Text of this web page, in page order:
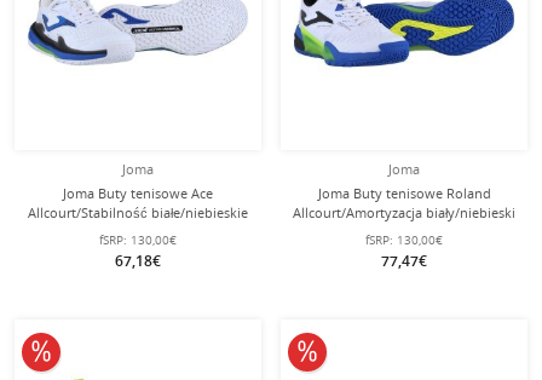
Joma
Joma Buty tenisowe Ace
Allcourt/Stabilność białe/niebieskie
męskie
fSRP: 130,00€
67,18€
Joma
Joma Buty tenisowe Roland
Allcourt/Amortyzacja biały/niebieski
Mężczyźni
fSRP: 130,00€
77,47€
10% obniżone 10% obniżone